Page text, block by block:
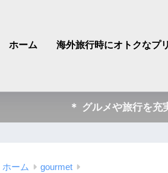
ホーム 海外旅行時にオトクなプ
＊ グルメや旅行を
ホーム gourmet